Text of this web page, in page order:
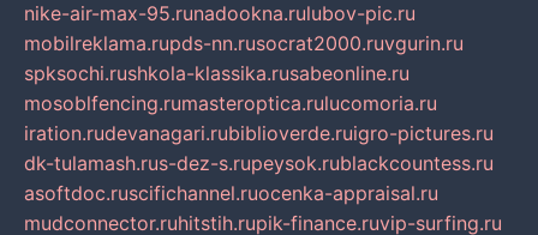
nike-air-max-95.runadookna.rulubov-pic.ru
mobilreklama.rupds-nn.rusocrat2000.ruvgurin.ru
spksochi.rushkola-klassika.rusabeonline.ru
mosoblfencing.rumasteroptica.rulucomoria.ru
iration.rudevanagari.rubiblioverde.ruigro-pictures.ru
dk-tulamash.rus-dez-s.rupeysok.rublackcountess.ru
asoftdoc.ruscifichannel.ruocenka-appraisal.ru
mudconnector.ruhitstih.rupik-finance.ruvip-surfing.ru